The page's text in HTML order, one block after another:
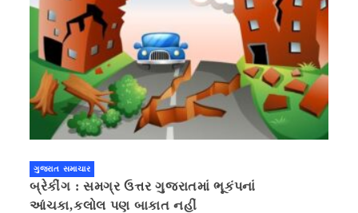
ગુજરાત સમાચાર
બ્રેકીંગ : સમગ્ર ઉત્તર ગુજરાતમાં ભૂકંપનાં
આંચકા,કલોલ પણ બાકાત નહીં